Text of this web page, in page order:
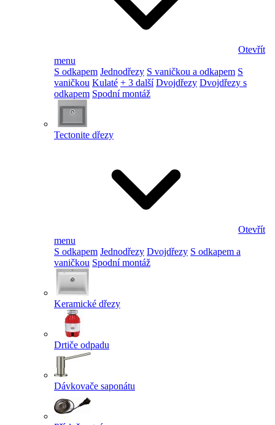
Otevřít
menu
S odkapem Jednodřezy S vaničkou a odkapem S
vaničkou Kulaté + 3 další Dvojdřezy Dvojdřezy s
odkapem Spodní montáž
Tectonite dřezy
Otevřít
menu
S odkapem Jednodřezy Dvojdřezy S odkapem a
vaničkou Spodní montáž
Keramické dřezy
Drtiče odpadu
Dávkovače saponátu